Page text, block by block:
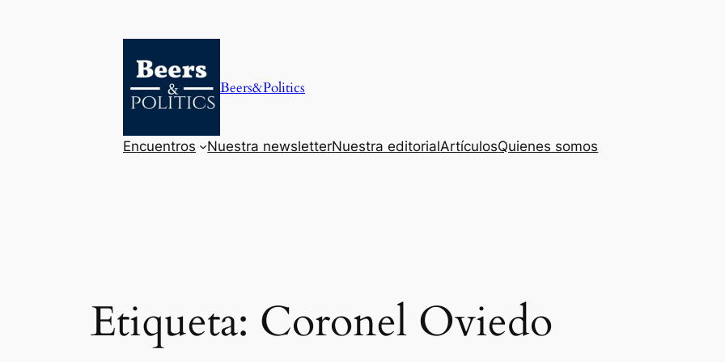
Beers&Politics
Encuentros Nuestra newsletterNuestra editorialArtículosQuienes somos
Etiqueta: Coronel Oviedo